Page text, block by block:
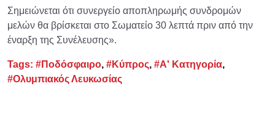
Σημειώνεται ότι συνεργείο αποπληρωμής συνδρομών
μελών θα βρίσκεται στο Σωματείο 30 λεπτά πριν από την
έναρξη της Συνέλευσης».
Tags: #Ποδόσφαιρο, #Κύπρος, #Α' Κατηγορία,
#Ολυμπιακός Λευκωσίας